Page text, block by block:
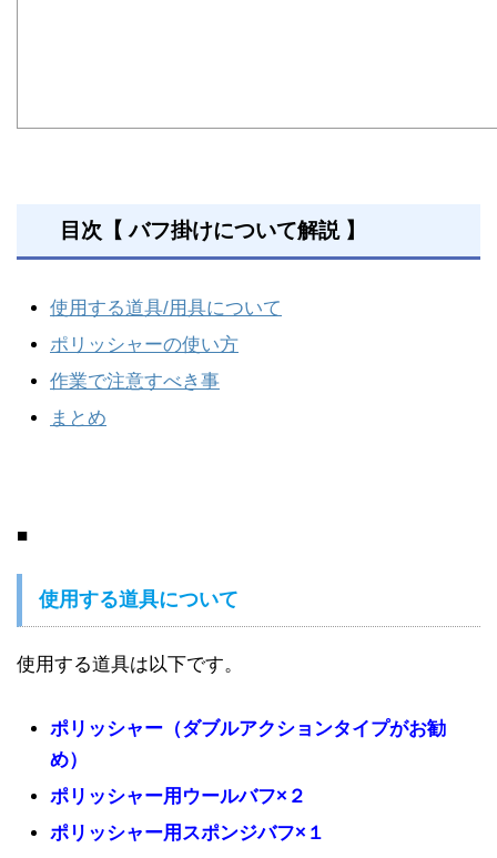
目次【 バフ掛けについて解説 】
使用する道具/用具について
ポリッシャーの使い方
作業で注意すべき事
まとめ
■
使用する道具について
使用する道具は以下です。
ポリッシャー（ダブルアクションタイプがお勧
め）
ポリッシャー用ウールバフ×２
ポリッシャー用スポンジバフ×１